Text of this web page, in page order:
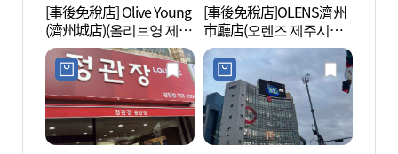
[事後免稅店] Olive Young
(濟州城店)(올리브영 제주
타운)
[事後免稅店]OLENS濟州
市廳店(오렌즈 제주시청
점)